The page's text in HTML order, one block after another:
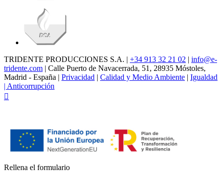
TRIDENTE PRODUCCIONES S.A. | +34 913 32 21 02 | info@e-
tridente.com | Calle Puerto de Navacerrada, 51, 28935 Móstoles,
Madrid - España | Privacidad | Calidad y Medio Ambiente | Igualdad
| Anticorrupción
Rellena el formulario